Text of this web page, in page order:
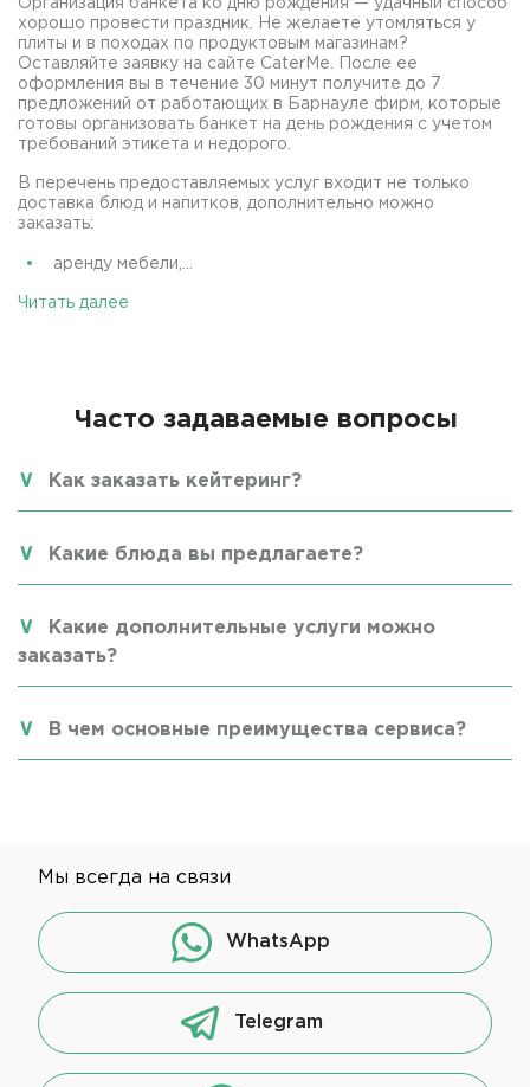
Организация банкета ко дню рождения — удачный способ
хорошо провести праздник. Не желаете утомляться у
плиты и в походах по продуктовым магазинам?
Оставляйте заявку на сайте CaterMe. После ее
оформления вы в течение 30 минут получите до 7
предложений от работающих в Барнауле фирм, которые
готовы организовать банкет на день рождения с учетом
требований этикета и недорого.
В перечень предоставляемых услуг входит не только
доставка блюд и напитков, дополнительно можно
заказать:
аренду мебели,...
Читать далее
Часто задаваемые вопросы
Как заказать кейтеринг?
Какие блюда вы предлагаете?
Какие дополнительные услуги можно
заказать?
В чем основные преимущества сервиса?
Мы всегда на связи
WhatsApp
Telegram